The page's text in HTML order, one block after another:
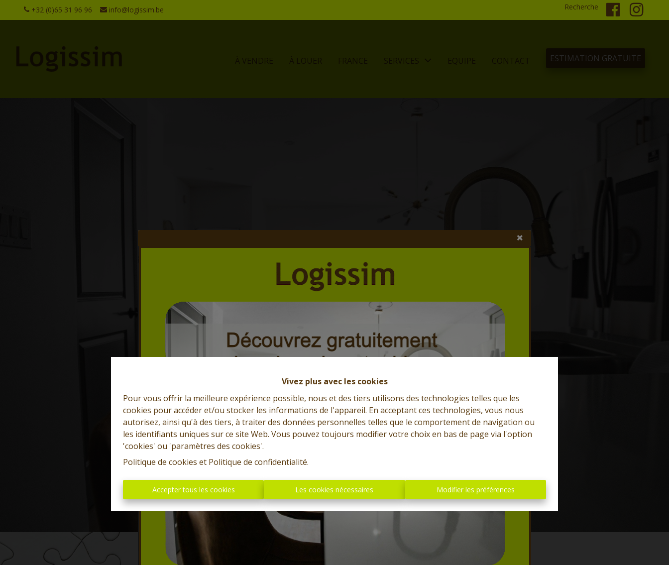
Vivez plus avec les cookies
Pour vous offrir la meilleure expérience possible, nous et des tiers utilisons des technologies telles que les
cookies pour accéder et/ou stocker les informations de l'appareil. En acceptant ces technologies, vous nous
autorisez, ainsi qu'à des tiers, à traiter des données personnelles telles que le comportement de navigation ou
les identifiants uniques sur ce site Web. Vous pouvez toujours modifier votre choix en bas de page via l'option
'cookies' ou 'paramètres des cookies'.
Politique de cookies et Politique de confidentialité.
Accepter tous les cookies Les cookies nécessaires Modifier les préférences
+32 (0)65 31 96 96 info@logissim.be Recherche
À VENDRE À LOUER FRANCE SERVICES EQUIPE CONTACT ESTIMATION GRATUITE
Et l'immobilier s'exprime